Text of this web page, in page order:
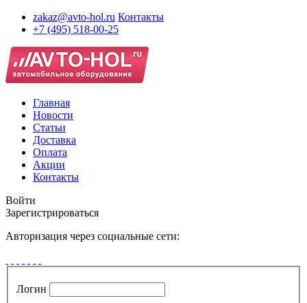
zakaz@avto-hol.ru Контакты
+7 (495) 518-00-25
Главная
Новости
Статьи
Доставка
Оплата
Акции
Контакты
Войти
Зарегистрироваться
Авторизация через социальные сети:
Логин